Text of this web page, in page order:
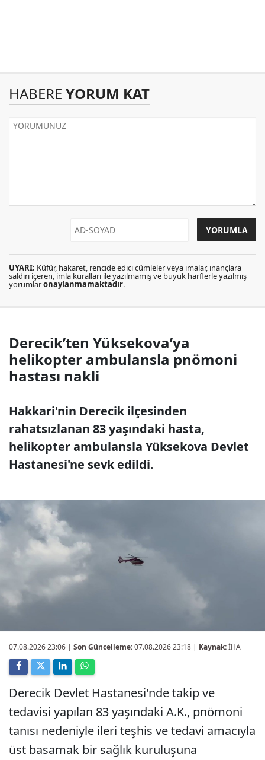
HABERE YORUM KAT
UYARI: Küfür, hakaret, rencide edici cümleler veya imalar, inançlara
saldırı içeren, imla kuralları ile yazılmamış ve büyük harflerle yazılmış
yorumlaronaylanmamaktadır.
Derecik’ten Yüksekova’ya
helikopter ambulansla pnömoni
hastası nakli
Hakkari'nin Derecik ilçesinden
rahatsızlanan 83 yaşındaki hasta,
helikopter ambulansla Yüksekova Devlet
Hastanesi'ne sevk edildi.
07.08.2026 23:06 | Son Güncelleme:07.08.2026 23:18 | Kaynak:İHA
Derecik Devlet Hastanesi'nde takip ve
tedavisi yapılan 83 yaşındaki A.K., pnömoni
tanısı nedeniyle ileri teşhis ve tedavi amacıyla
üst basamak bir sağlık kuruluşuna